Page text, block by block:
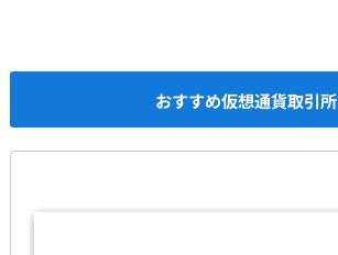
おすすめ仮想通貨取引所